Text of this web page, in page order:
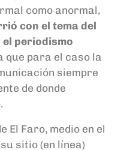
como anormal,
con el tema del
el periodismo
que para el caso la
siempre
de donde
El Faro, medio en el
sitio (en línea)